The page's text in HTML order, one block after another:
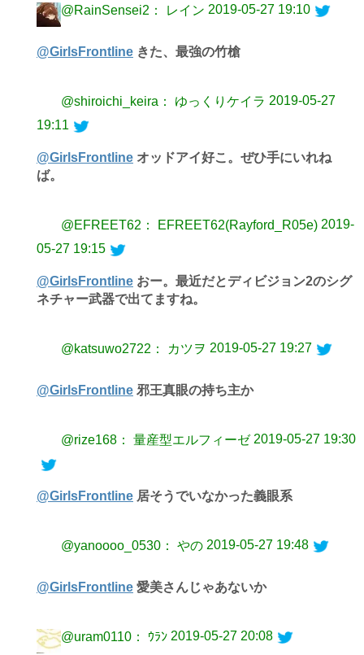
@RainSensei2： レイン 2019-05-27 19:10
@GirlsFrontline きた、最強の竹槍
@shiroichi_keira： ゆっくりケイラ 2019-05-27
19:11
@GirlsFrontline オッドアイ好こ。ぜひ手にいれね
ば。
@EFREET62： EFREET62(Rayford_R05e) 2019-
05-27 19:15
@GirlsFrontline おー。最近だとディビジョン2のシグ
ネチャー武器で出てますね。
@katsuwo2722： カツヲ 2019-05-27 19:27
@GirlsFrontline 邪王真眼の持ち主か
@rize168： 量産型エルフィーゼ 2019-05-27 19:30
@GirlsFrontline 居そうでいなかった義眼系
@yanoooo_0530： やの 2019-05-27 19:48
@GirlsFrontline 愛美さんじゃあないか
@uram0110： ｳﾗﾝ 2019-05-27 20:08